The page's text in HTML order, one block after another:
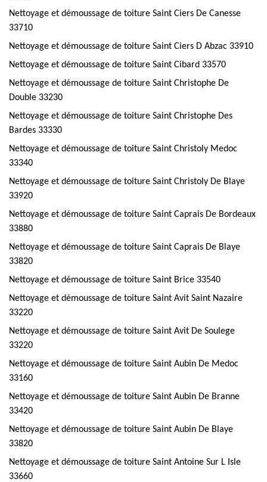
Nettoyage et démoussage de toiture Saint Ciers De Canesse
33710
Nettoyage et démoussage de toiture Saint Ciers D Abzac 33910
Nettoyage et démoussage de toiture Saint Cibard 33570
Nettoyage et démoussage de toiture Saint Christophe De
Double 33230
Nettoyage et démoussage de toiture Saint Christophe Des
Bardes 33330
Nettoyage et démoussage de toiture Saint Christoly Medoc
33340
Nettoyage et démoussage de toiture Saint Christoly De Blaye
33920
Nettoyage et démoussage de toiture Saint Caprais De Bordeaux
33880
Nettoyage et démoussage de toiture Saint Caprais De Blaye
33820
Nettoyage et démoussage de toiture Saint Brice 33540
Nettoyage et démoussage de toiture Saint Avit Saint Nazaire
33220
Nettoyage et démoussage de toiture Saint Avit De Soulege
33220
Nettoyage et démoussage de toiture Saint Aubin De Medoc
33160
Nettoyage et démoussage de toiture Saint Aubin De Branne
33420
Nettoyage et démoussage de toiture Saint Aubin De Blaye
33820
Nettoyage et démoussage de toiture Saint Antoine Sur L Isle
33660